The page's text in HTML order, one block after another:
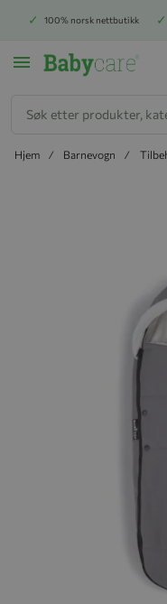
100% norsk nettbutikk
Hjem Barnevogn